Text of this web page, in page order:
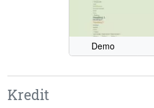
Demo
Kredit